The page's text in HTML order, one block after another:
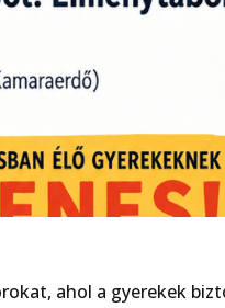
ahol a gyerekek